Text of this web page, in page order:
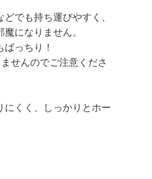
でも持ち運びやすく、
になりません。
っちり！
せんのでご注意くださ
くく、しっかりとホー